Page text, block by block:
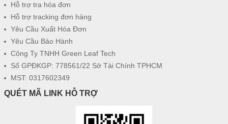
Hỗ trợ tra hóa đơn
Hỗ trợ tracking đơn hàng
Yêu Cầu Xuất Hóa Đơn
Yêu Cầu Bảo Hành
Công Ty TNHH Green Leaf Tech
Số GPĐKGP: 778561/22 Sở Tài Chính TPHCM
MST: 0317602349
QUÉT MÃ LINK HỖ TRỢ